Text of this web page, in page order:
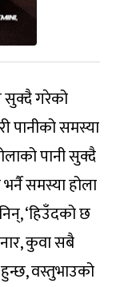
सुक्दै गरेको
पानीको समस्या
पानी सुक्दै
समस्या होला
‘हिउँदको छ
कुवा सबै
वस्तुभाउको